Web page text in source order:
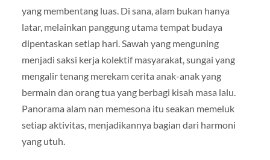
yang membentang luas. Di sana, alam bukan hanya
latar, melainkan panggung utama tempat budaya
dipentaskan setiap hari. Sawah yang menguning
menjadi saksi kerja kolektif masyarakat, sungai yang
mengalir tenang merekam cerita anak-anak yang
bermain dan orang tua yang berbagi kisah masa lalu.
Panorama alam nan memesona itu seakan memeluk
setiap aktivitas, menjadikannya bagian dari harmoni
yang utuh.